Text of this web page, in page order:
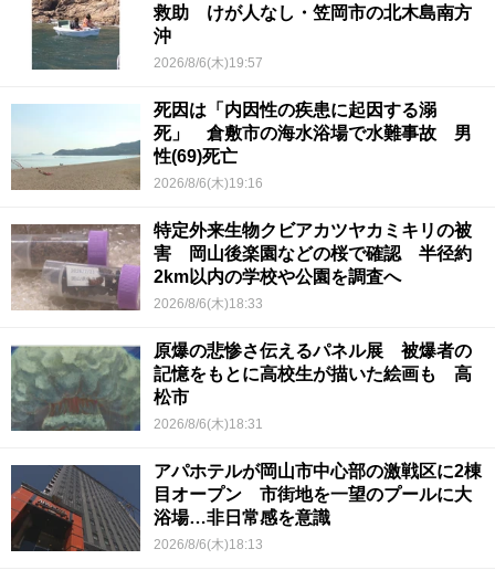
救助 けが人なし・笠岡市の北木島南方
沖
2026/8/6(木)19:57
死因は「内因性の疾患に起因する溺
死」 倉敷市の海水浴場で水難事故 男
性(69)死亡
2026/8/6(木)19:16
特定外来生物クビアカツヤカミキリの被
害 岡山後楽園などの桜で確認 半径約
2km以内の学校や公園を調査へ
2026/8/6(木)18:33
原爆の悲惨さ伝えるパネル展 被爆者の
記憶をもとに高校生が描いた絵画も 高
松市
2026/8/6(木)18:31
アパホテルが岡山市中心部の激戦区に2棟
目オープン 市街地を一望のプールに大
浴場…非日常感を意識
2026/8/6(木)18:13